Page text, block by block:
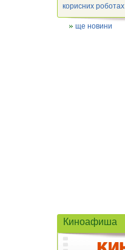
корисних роботах
ще новини
Киноафиша